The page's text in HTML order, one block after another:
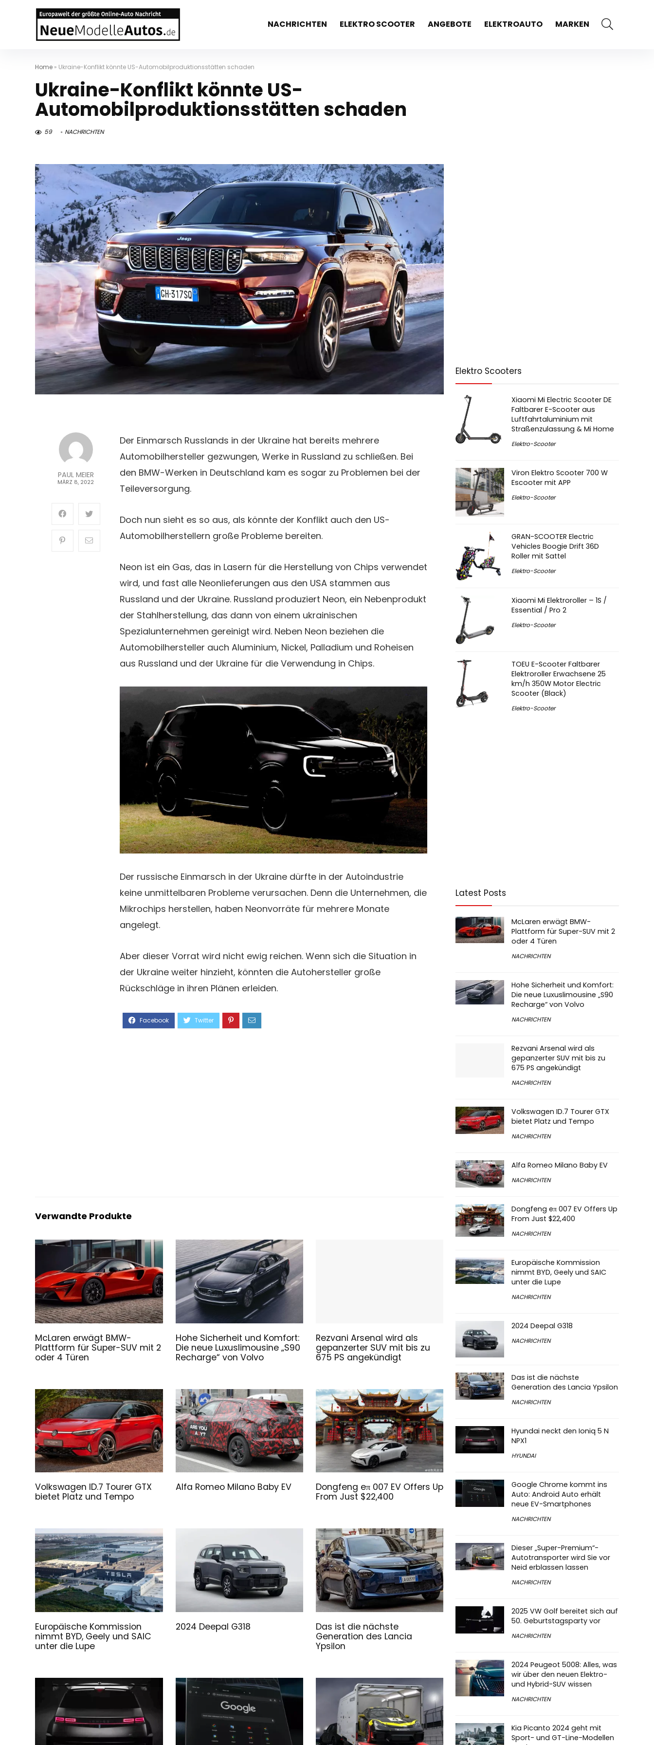
NACHRICHTEN ELEKTRO SCOOTER ANGEBOTE ELEKTROAUTO MARKEN
Home » Ukraine-Konflikt könnte US-Automobilproduktionsstätten schaden
Ukraine-Konflikt könnte US-
Automobilproduktionsstätten schaden
59 NACHRICHTEN
PAUL MEIER
MÄRZ 8, 2022
Der Einmarsch Russlands in der Ukraine hat bereits mehrere
Automobilhersteller gezwungen, Werke in Russland zu schließen. Bei
den BMW-Werken in Deutschland kam es sogar zu Problemen bei der
Teileversorgung.
Doch nun sieht es so aus, als könnte der Konflikt auch den US-
Automobilherstellern große Probleme bereiten.
Neon ist ein Gas, das in Lasern für die Herstellung von Chips verwendet
wird, und fast alle Neonlieferungen aus den USA stammen aus
Russland und der Ukraine. Russland produziert Neon, ein Nebenprodukt
der Stahlherstellung, das dann von einem ukrainischen
Spezialunternehmen gereinigt wird. Neben Neon beziehen die
Automobilhersteller auch Aluminium, Nickel, Palladium und Roheisen
aus Russland und der Ukraine für die Verwendung in Chips.
Der russische Einmarsch in der Ukraine dürfte in der Autoindustrie
keine unmittelbaren Probleme verursachen. Denn die Unternehmen, die
Mikrochips herstellen, haben Neonvorräte für mehrere Monate
angelegt.
Aber dieser Vorrat wird nicht ewig reichen. Wenn sich die Situation in
der Ukraine weiter hinzieht, könnten die Autohersteller große
Rückschläge in ihren Plänen erleiden.
Verwandte Produkte
McLaren erwägt BMW-
Plattform für Super-SUV mit 2
oder 4 Türen
Hohe Sicherheit und Komfort:
Die neue Luxuslimousine „S90
Recharge“ von Volvo
Rezvani Arsenal wird als
gepanzerter SUV mit bis zu
675 PS angekündigt
Volkswagen ID.7 Tourer GTX
bietet Platz und Tempo
Alfa Romeo Milano Baby EV
Dongfeng eπ 007 EV Offers Up
From Just $22,400
Europäische Kommission
nimmt BYD, Geely und SAIC
unter die Lupe
2024 Deepal G318
Das ist die nächste
Generation des Lancia
Ypsilon
Elektro Scooters
Xiaomi Mi Electric Scooter DE
Faltbarer E-Scooter aus
Luftfahrtaluminium mit
Straßenzulassung & Mi Home
Elektro-Scooter
Viron Elektro Scooter 700 W
Escooter mit APP
Elektro-Scooter
GRAN-SCOOTER Electric
Vehicles Boogie Drift 36D
Roller mit Sattel
Elektro-Scooter
Xiaomi Mi Elektroroller – 1S /
Essential / Pro 2
Elektro-Scooter
TOEU E-Scooter Faltbarer
Elektroroller Erwachsene 25
km/h 350W Motor Electric
Scooter (Black)
Elektro-Scooter
Latest Posts
McLaren erwägt BMW-
Plattform für Super-SUV mit 2
oder 4 Türen
NACHRICHTEN
Hohe Sicherheit und Komfort:
Die neue Luxuslimousine „S90
Recharge“ von Volvo
NACHRICHTEN
Rezvani Arsenal wird als
gepanzerter SUV mit bis zu
675 PS angekündigt
NACHRICHTEN
Volkswagen ID.7 Tourer GTX
bietet Platz und Tempo
NACHRICHTEN
Alfa Romeo Milano Baby EV
NACHRICHTEN
Dongfeng eπ 007 EV Offers Up
From Just $22,400
NACHRICHTEN
Europäische Kommission
nimmt BYD, Geely und SAIC
unter die Lupe
NACHRICHTEN
2024 Deepal G318
NACHRICHTEN
Das ist die nächste
Generation des Lancia Ypsilon
NACHRICHTEN
Hyundai neckt den Ioniq 5 N
NPX1
HYUNDAI
Google Chrome kommt ins
Auto: Android Auto erhält
neue EV-Smartphones
NACHRICHTEN
Dieser „Super-Premium“-
Autotransporter wird Sie vor
Neid erblassen lassen
NACHRICHTEN
2025 VW Golf bereitet sich auf
50. Geburtstagsparty vor
NACHRICHTEN
2024 Peugeot 5008: Alles, was
wir über den neuen Elektro-
und Hybrid-SUV wissen
NACHRICHTEN
Kia Picanto 2024 geht mit
Sport- und GT-Line-Modellen